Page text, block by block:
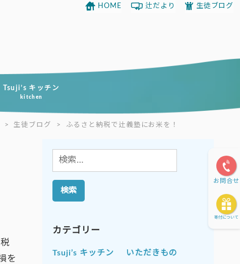
Tsuji’s キッチン
kitchen
HOME 辻だより 生徒ブログ
お問合せ
寄付について
> 生徒ブログ > ふるさと納税で辻義塾にお米を！
を
検
索:
カテゴリー
Tsuji’s キッチン いただきもの